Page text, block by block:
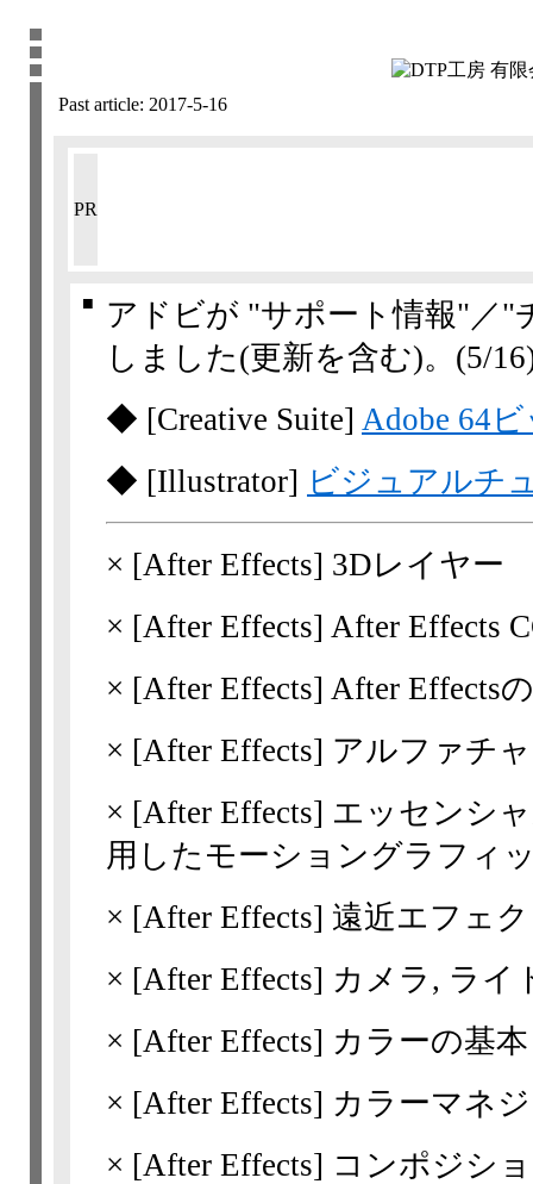
Past article: 2017-5-16
PR
■
アドビが "サポート情報"／"
しました(更新を含む)。 (5/
◆ [Creative Suite] Adobe 64
◆ [Illustrator] ビジュアルチ
× [After Effects] 3Dレイヤー
× [After Effects] After Effects
× [After Effects] After Effects
× [After Effects] アルファチ
× [After Effects] エッセンシ
用したモーショングラフィ
× [After Effects] 遠近エフェ
× [After Effects] カメラ, ライ
× [After Effects] カラーの基本
× [After Effects] カラーマネ
× [After Effects] コンポジシ